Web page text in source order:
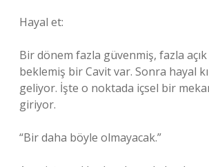
Hayal et:
Bir dönem fazla güvenmiş, fazla
beklemiş bir Cavit var. Sonra hayal
geliyor. İşte o noktada içsel bir
giriyor.
“Bir daha böyle olmayacak.”